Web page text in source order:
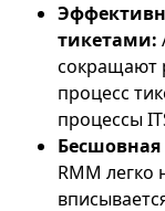
тикетами:
сокращают
процесс
процессы
RMM легко